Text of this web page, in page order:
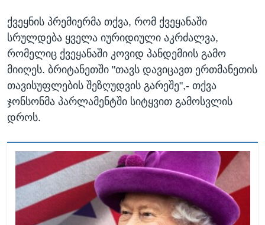
ქვეყნის პრემიერმა თქვა, რომ ქვეყანაში
სრულდება ყველა იურიდიული აკრძალვა,
რომელიც ქვეყანაში კოვიდ პანდემიის გამო
მიიღეს. ბრიტანეთში "თავს დავიცავთ ერთმანეთის
თავისუფლების შეზღუდვის გარეშე",- თქვა
ჯონსონმა პარლამენტში სიტყვით გამოსვლის
დროს.